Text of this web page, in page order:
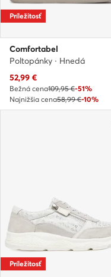
Príležitosť
Comfortabel
Poltopánky · Hnedá
Aktuálna cena
52,99 €
Bežná cena109,95 €-51%
Najnižšia cena58,99 €-10%
Príležitosť